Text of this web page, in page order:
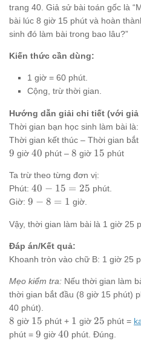
trang 40. Giả sử bài toán gốc là
bài lúc 8 giờ 15 phút và hoàn
sinh đó làm bài trong bao lâu?”
Kiến thức cần dùng:
1 giờ = 60 phút.
Cộng, trừ thời gian.
Hướng dẫn giải chi tiết (với
Thời gian bạn học sinh làm bài là:
Thời gian kết thúc – Thời gian bắt
9
9 giờ 40
40 phút – 8
8 giờ 15
15 phút
Ta trừ theo từng đơn vị:
Phút: 40
-
=
40 − 15 = 25 phút.
Giờ: 9
8
1
9 − 8 = 1 giờ.
Vậy, thời gian làm bài là 1 giờ 25
Đáp án/Kết quả:
Khoanh tròn vào chữ B: 1 giờ 25
Mẹo kiểm tra: Nếu thời gian làm
thời gian bắt đầu (8 giờ 15 phút)
40 phút).
8
8 giờ 15
15 phút + 1
1 giờ 25
25 phút =
phút = 9
9 giờ 40
40 phút. Đúng.